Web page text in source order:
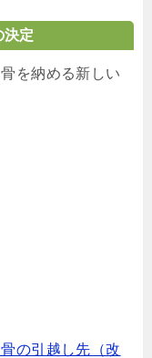
決定
を納める新しい
の引越し先（改